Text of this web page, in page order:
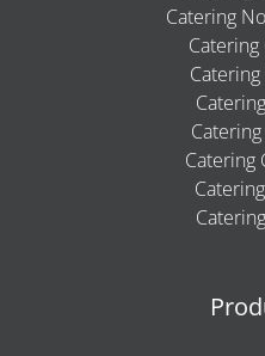
Catering
Catering